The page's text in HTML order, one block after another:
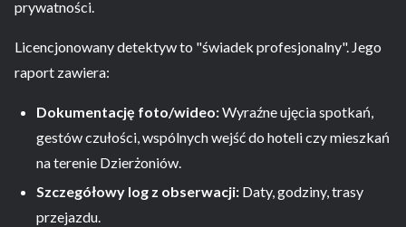
prywatności.
Licencjonowany detektyw to "świadek profesjonalny". Jego
raport zawiera:
Dokumentację foto/wideo:Wyraźne ujęcia spotkań,
gestów czułości, wspólnych wejść do hoteli czy mieszkań
na terenie Dzierżoniów.
Szczegółowy log z obserwacji: Daty, godziny, trasy
przejazdu.